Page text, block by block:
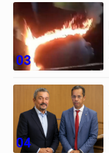
03
04